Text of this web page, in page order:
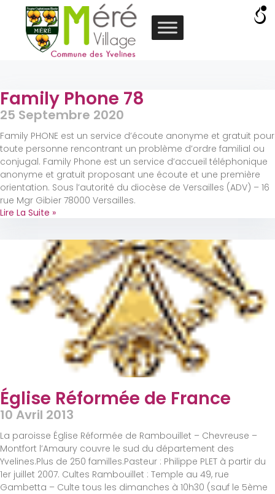
Family Phone 78
25 Septembre 2020
Family PHONE est un service d’écoute anonyme et gratuit pour
toute personne rencontrant un problème d’ordre familial ou
conjugal. Family Phone est un service d’accueil téléphonique
anonyme et gratuit proposant une écoute et une première
orientation. Sous l’autorité du diocèse de Versailles (ADV) – 16
rue Mgr Gibier 78000 Versailles.
Lire La Suite »
Église Réformée de France
10 Avril 2013
La paroisse Église Réformée de Rambouillet – Chevreuse –
Montfort l’Amaury couvre le sud du département des
Yvelines.Plus de 250 familles.Pasteur : Philippe PLET à partir du
1er juillet 2007. Cultes Rambouillet : Temple au 49, rue
Gambetta – Culte tous les dimanches à 10h30 (sauf le 5ème